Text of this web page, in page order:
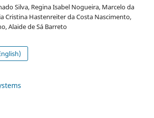
Silva, Regina Isabel Nogueira, Marcelo da
Cristina Hastenreiter da Costa Nascimento,
Alaide de Sá Barreto